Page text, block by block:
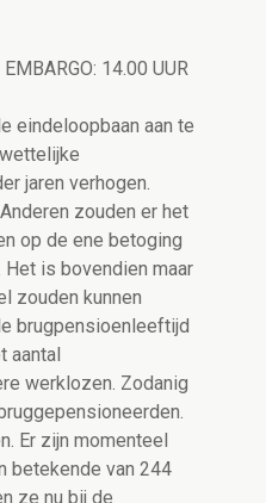
14.00 UUR
eindeloopbaan aan te
jaren verhogen.
zouden er het
op de ene betoging
Het is bovendien maar
zouden kunnen
brugpensioenleeftijd
aantal
werklozen. Zodanig
Er zijn momenteel
betekende van 244
ze nu bij de